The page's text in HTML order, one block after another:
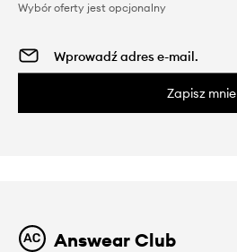
Wybór oferty jest opcjonalny
Zapisz mnie
Answear Club